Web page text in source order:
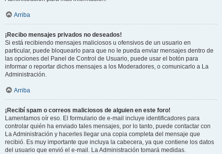
Arriba
¡Recibo mensajes privados no deseados!
Si está recibiendo mensajes maliciosos u ofensivos de un usuario en
particular, puede bloquearlo para que no le pueda enviar mensajes dentro de
las opciones del Panel de Control de Usuario, puede usar el botón para
informar o reportar dichos mensajes a los Moderadores, o comunicarlo a La
Administración.
Arriba
¡Recibí spam o correos maliciosos de alguien en este foro!
Lamentamos oír eso. El formulario de e-mail incluye identificadores para
controlar quién ha enviado tales mensajes, por lo tanto, puede contactar con
La Administración y hacerles llegar una copia completa del mensaje que
recibió. Es muy importante que incluya la cabecera, ya que contiene los datos
del usuario que envió el e-mail. La Administración tomará medidas.